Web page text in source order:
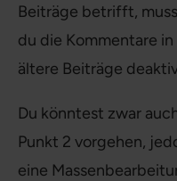
Beiträge betrifft,
du die Kommentare
ältere Beiträge
Du könntest zwar
Punkt 2 vorgehen,
eine